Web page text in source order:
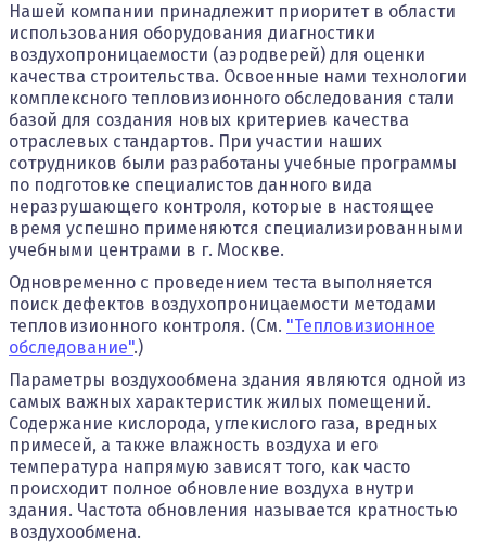
Нашей компании принадлежит приоритет в области
использования оборудования диагностики
воздухопроницаемости (аэродверей) для оценки
качества строительства. Освоенные нами технологии
комплексного тепловизионного обследования стали
базой для создания новых критериев качества
отраслевых стандартов. При участии наших
сотрудников были разработаны учебные программы
по подготовке специалистов данного вида
неразрушающего контроля, которые в настоящее
время успешно применяются специализированными
учебными центрами в г. Москве.
Одновременно с проведением теста выполняется
поиск дефектов воздухопроницаемости методами
тепловизионного контроля. (См. "Тепловизионное
обследование".)
Параметры воздухообмена здания являются одной из
самых важных характеристик жилых помещений.
Содержание кислорода, углекислого газа, вредных
примесей, а также влажность воздуха и его
температура напрямую зависят того, как часто
происходит полное обновление воздуха внутри
здания. Частота обновления называется кратностью
воздухообмена.